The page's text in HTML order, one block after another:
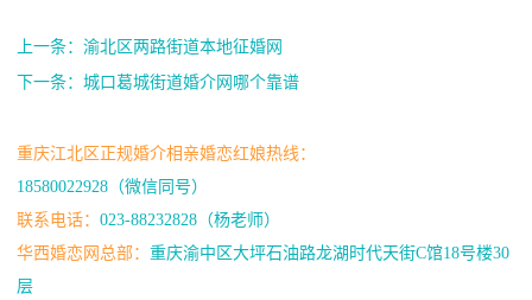
上一条：渝北区两路街道本地征婚网
下一条：城口葛城街道婚介网哪个靠谱
重庆江北区正规婚介相亲婚恋红娘热线：
18580022928（微信同号）
联系电话： 023-88232828（杨老师）
华西婚恋网总部： 重庆渝中区大坪石油路龙湖时代天街C馆18号楼30
层